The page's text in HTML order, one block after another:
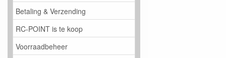
Betaling & Verzending
RC-POINT is te koop
Voorraadbeheer